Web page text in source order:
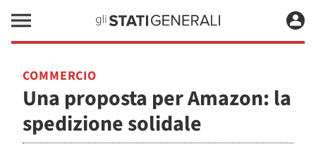
COMMERCIO
Una proposta per Amazon: la
spedizione solidale